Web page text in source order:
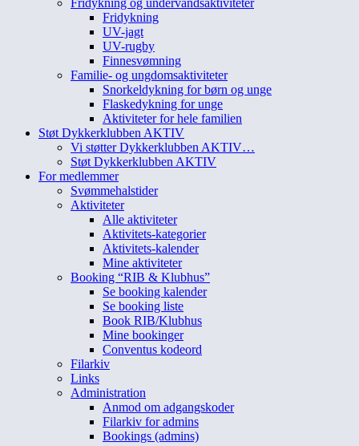
Fridykning og undervandsaktiviteter
Fridykning
UV-jagt
UV-rugby
Finnesvømning
Familie- og ungdomsaktiviteter
Snorkeldykning for børn og unge
Flaskedykning for unge
Aktiviteter for hele familien
Støt Dykkerklubben AKTIV
Vi støtter Dykkerklubben AKTIV…
Støt Dykkerklubben AKTIV
For medlemmer
Svømmehalstider
Aktiviteter
Alle aktiviteter
Aktivitets-kategorier
Aktivitets-kalender
Mine aktiviteter
Booking “RIB & Klubhus”
Se booking kalender
Se booking liste
Book RIB/Klubhus
Mine bookinger
Conventus kodeord
Filarkiv
Links
Administration
Anmod om adgangskoder
Filarkiv for admins
Bookings (admins)